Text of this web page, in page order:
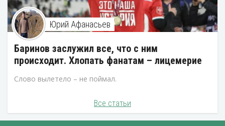
Юрий Афанасьев
Баринов заслужил все, что с ним
происходит. Хлопать фанатам – лицемерие
Слово вылетело – не поймал.
Все статьи